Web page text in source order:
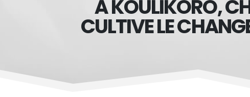
À KOULIKORO,
CULTIVE LE